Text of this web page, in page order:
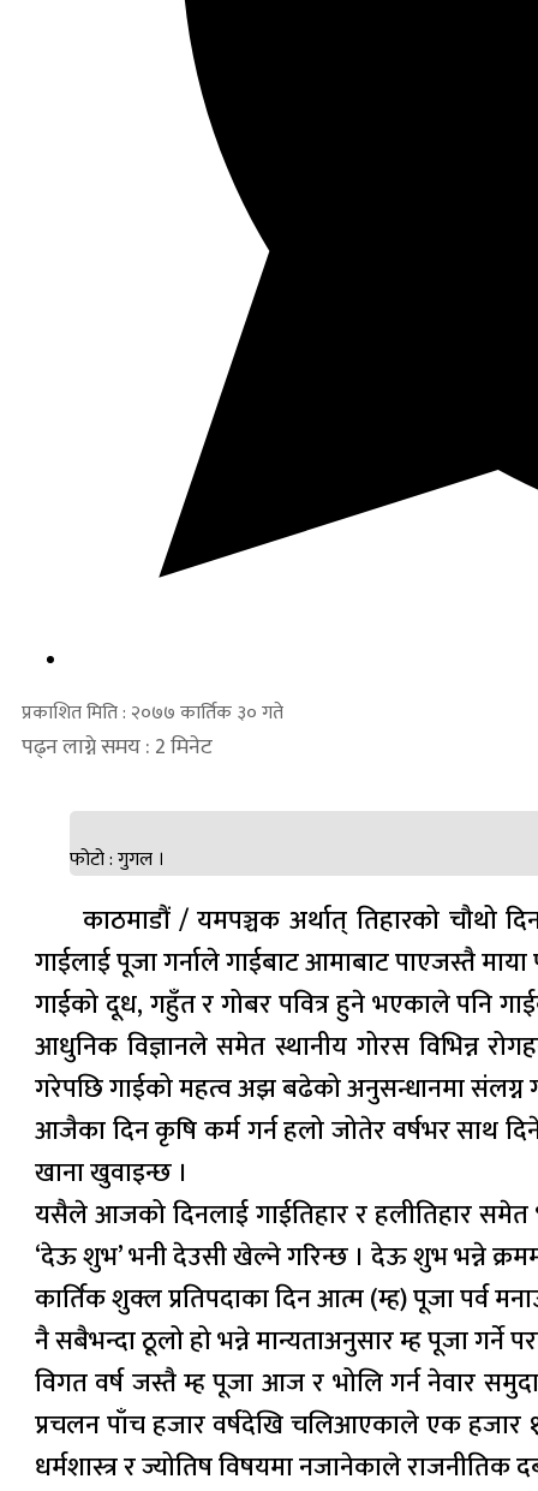
प्रकाशित मिति : २०७७ कार्तिक ३० गते
पढ्न लाग्ने समय : 2 मिनेट
फोटो : गुगल ।
काठमाडौं / यमपञ्चक अर्थात् तिहारको
गाईलाई पूजा गर्नाले गाईबाट आमाबाट पाएजस्तै माया
गाईको दूध, गहुँत र गोबर पवित्र हुने भएकाले पनि
आधुनिक विज्ञानले समेत स्थानीय गोरस विभिन्न
गरेपछि गाईको महत्व अझ बढेको अनुसन्धानमा संलग्न
आजैका दिन कृषि कर्म गर्न हलो जोतेर वर्षभर साथ
खाना खुवाइन्छ ।
यसैले आजको दिनलाई गाईतिहार र हलीतिहार
‘देऊ शुभ’ भनी देउसी खेल्ने गरिन्छ । देऊ शुभ भन्ने
कार्तिक शुक्ल प्रतिपदाका दिन आत्म (म्ह) पूजा
नै सबैभन्दा ठूलो हो भन्ने मान्यताअनुसार म्ह पूजा गर्ने
विगत वर्ष जस्तै म्ह पूजा आज र भोलि गर्न नेवार
प्रचलन पाँच हजार वर्षदेखि चलिआएकाले एक हजार
धर्मशास्त्र र ज्योतिष विषयमा नजानेकाले